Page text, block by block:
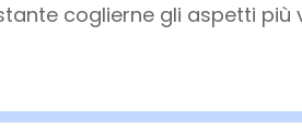
coglierne gli aspetti più